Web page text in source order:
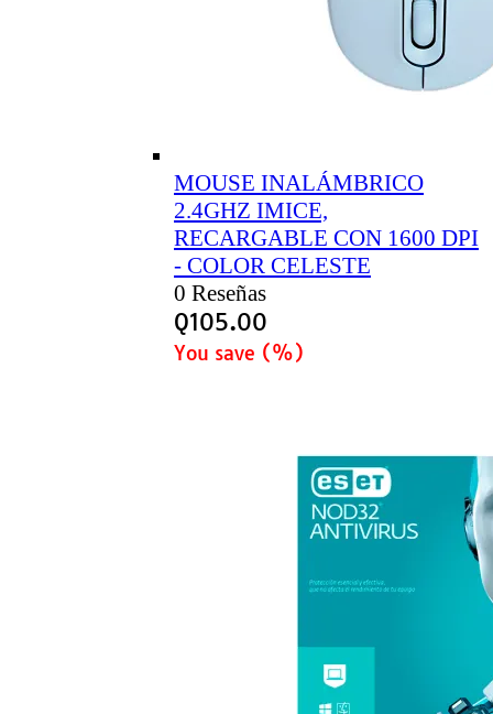
MOUSE INALÁMBRICO
2.4GHZ IMICE,
RECARGABLE CON 1600 DPI
- COLOR CELESTE
0 Reseñas
Q105.00
You save (%)